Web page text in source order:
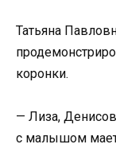
Татьяна
коронки.
— Лиза,
с малышом